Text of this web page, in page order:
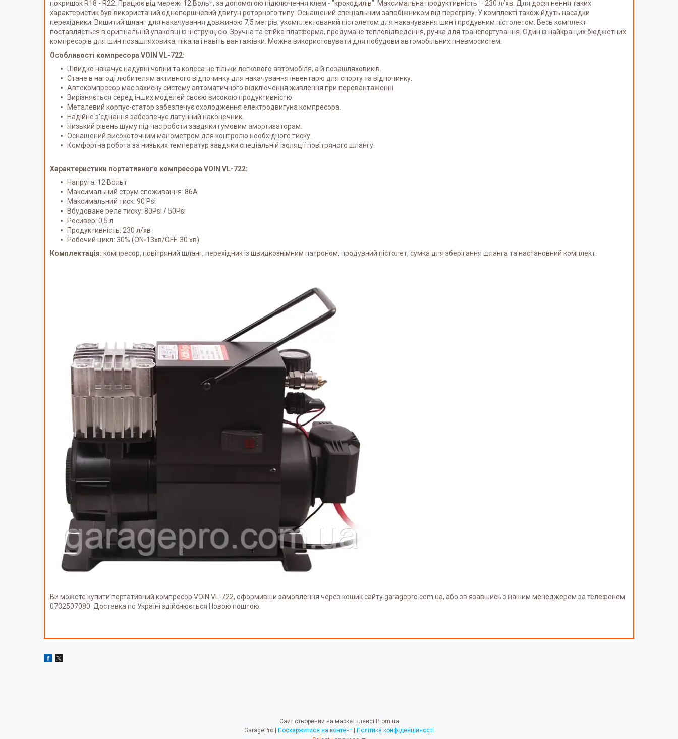
покришок R18 - R22. Працює від мережі 12 Вольт, за допомогою підключення клем - "крокодилів". Максимальна продуктивність – 230 л/хв. Для досягнення таких
характеристик був використаний однопоршневий двигун роторного типу. Оснащений спеціальним запобіжником від перегріву. У комплекті також йдуть насадки
перехідники. Вишитий шланг для накачування довжиною 7,5 метрів, укомплектований пістолетом для накачування шин і продувним пістолетом. Весь комплект
поставляється в оригінальній упаковці із інструкцією. Зручна та стійка платформа, продумане тепловідведення, ручка для транспортування. Один із найкращих бюджетних
компресорів для шин позашляховика, пікапа і навіть вантажівки. Можна використовувати для побудови автомобільних пневмосистем.
Особливості компресора VOIN VL-722:
Швидко накачує надувні човни та колеса не тільки легкового автомобіля, а й позашляховиків.
Стане в нагоді любителям активного відпочинку для накачування інвентарю для спорту та відпочинку.
Автокомпресор має захисну систему автоматичного відключення живлення при перевантаженні.
Вирізняється серед інших моделей своєю високою продуктивністю.
Металевий корпус-статор забезпечує охолодження електродвигуна компресора.
Надійне з'єднання забезпечує латунний наконечник.
Низький рівень шуму під час роботи завдяки гумовим амортизаторам.
Оснащений високоточним манометром для контролю необхідного тиску.
Комфортна робота за низьких температур завдяки спеціальній ізоляції повітряного шлангу.
Характеристики портативного компресора VOIN VL-722:
Напруга: 12 Вольт
Максимальний струм споживання: 86А
Максимальний тиск: 90 Psi
Вбудоване реле тиску: 80Psi / 50Psi
Ресивер: 0,5 л
Продуктивність: 230 л/хв
Робочий цикл: 30% (ON-13хв/OFF-30 хв)
Комплектація: компресор, повітряний шланг, перехідник із швидкознімним патроном, продувний пістолет, сумка для зберігання шланга та настановний комплект.
Ви можете купити портативний компресор VOIN VL-722, оформивши замовлення через кошик сайту garagepro.com.ua, або зв'язавшись з нашим менеджером за телефоном
0732507080. Доставка по Україні здійснюється Новою поштою.
Сайт створений на маркетплейсі Prom.ua
GaragePro | Поскаржитися на контент | Політика конфіденційності